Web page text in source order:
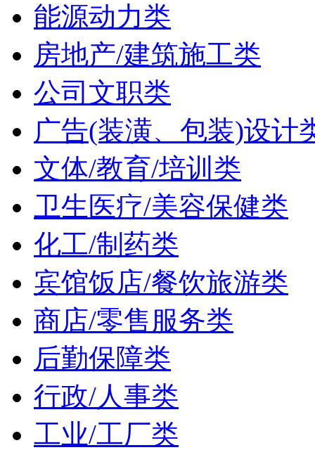
能源动力类
房地产/建筑施工类
公司文职类
广告(装潢、包装)设计
文体/教育/培训类
卫生医疗/美容保健类
化工/制药类
宾馆饭店/餐饮旅游类
商店/零售服务类
后勤保障类
行政/人事类
工业/工厂类